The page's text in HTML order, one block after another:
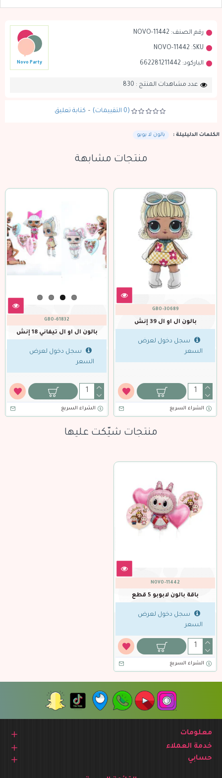
رقم الصنف: NOVO-11442
SKU:
NOVO-11442
الباركود: 662281211442
Novo Party
عدد مشاهدات المنتج : 830
(0 التقييمات) - كتابة تعليق
الكلمات الدليليلة : بالون لا بوبو
منتجات مشابهة
GBO-30689
بالون ال او ال 39 إنش
سجل دخول لعرض
السعر
الشراء السريع
GBO-61832
بالون ال او ال تيفاني 18 إنش
سجل دخول لعرض
السعر
الشراء السريع
منتجات شيّكت عليها
NOVO-11442
باقة بالون لابوبو 5 قطع
سجل دخول لعرض
السعر
الشراء السريع
معلومات
خدمة العملاء
حسابي